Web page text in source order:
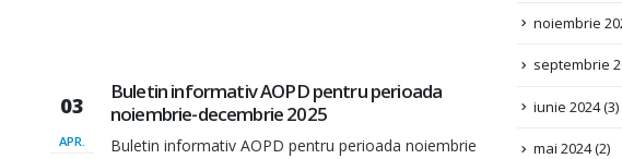
03
APR.
Buletin informativ AOPD pentru perioada
septembrie-octombrie 2025
Buletin informativ intern AOPD pentru perioada
septembrie
iunie 2024(3)
mai 2024(2)
aprilie 2024(1)